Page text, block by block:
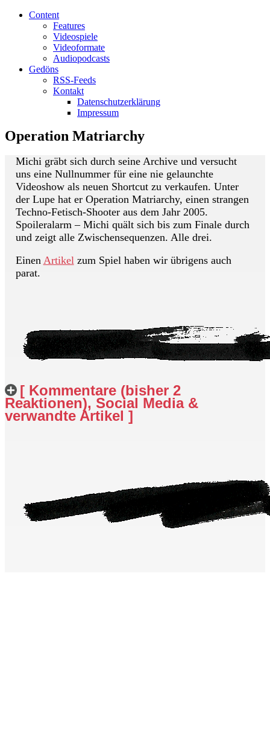
Content
Features
Videospiele
Videoformate
Audiopodcasts
Gedöns
RSS-Feeds
Kontakt
Datenschutzerklärung
Impressum
Operation Matriarchy
Michi gräbt sich durch seine Archive und versucht
uns eine Nullnummer für eine nie gelaunchte
Videoshow als neuen Shortcut zu verkaufen. Unter
der Lupe hat er Operation Matriarchy, einen strangen
Techno-Fetisch-Shooter aus dem Jahr 2005.
Spoileralarm – Michi quält sich bis zum Finale durch
und zeigt alle Zwischensequenzen. Alle drei.
Einen Artikelzum Spiel haben wir übrigens auch
parat.
[ Kommentare (bisher 2
Reaktionen), Social Media &
verwandte Artikel ]